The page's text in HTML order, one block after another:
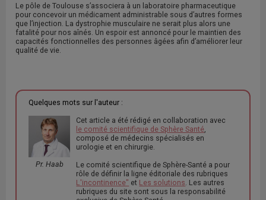
Le pôle de Toulouse s’associera à un laboratoire pharmaceutique
pour concevoir un médicament administrable sous d’autres formes
que l’injection. La dystrophie musculaire ne serait plus alors une
fatalité pour nos aînés. Un espoir est annoncé pour le maintien des
capacités fonctionnelles des personnes âgées afin d’améliorer leur
qualité de vie.
Quelques mots sur l'auteur :
Pr. Haab
Cet article a été rédigé en collaboration avec
le comité scientifique de Sphère Santé,
composé de médecins spécialisés en
urologie et en chirurgie.
Le comité scientifique de Sphère-Santé a pour
rôle de définir la ligne éditoriale des rubriques
L'incontinence" et Les solutions. Les autres
rubriques du site sont sous la responsabilité